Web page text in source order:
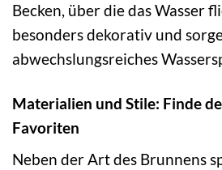
Becken, über die das Wasser
besonders dekorativ und
abwechslungsreiches
Materialien und Stile: Finde
Favoriten
Neben der Art des Brunnens